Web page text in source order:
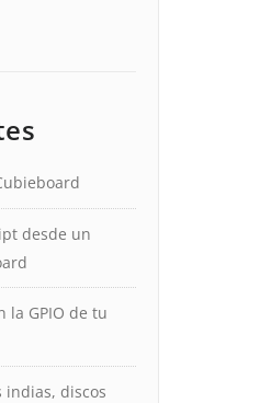
desde un
la GPIO de tu
indias, discos